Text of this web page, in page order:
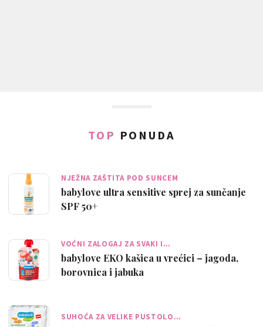
TOP PONUDA
NJEŽNA ZAŠTITA POD SUNCEM
babylove ultra sensitive sprej za sunčanje
SPF 50+
VOĆNI ZALOGAJ ZA SVAKI I…
babylove EKO kašica u vrećici – jagoda,
borovnica i jabuka
SUHOĆA ZA VELIKE PUSTOLO…